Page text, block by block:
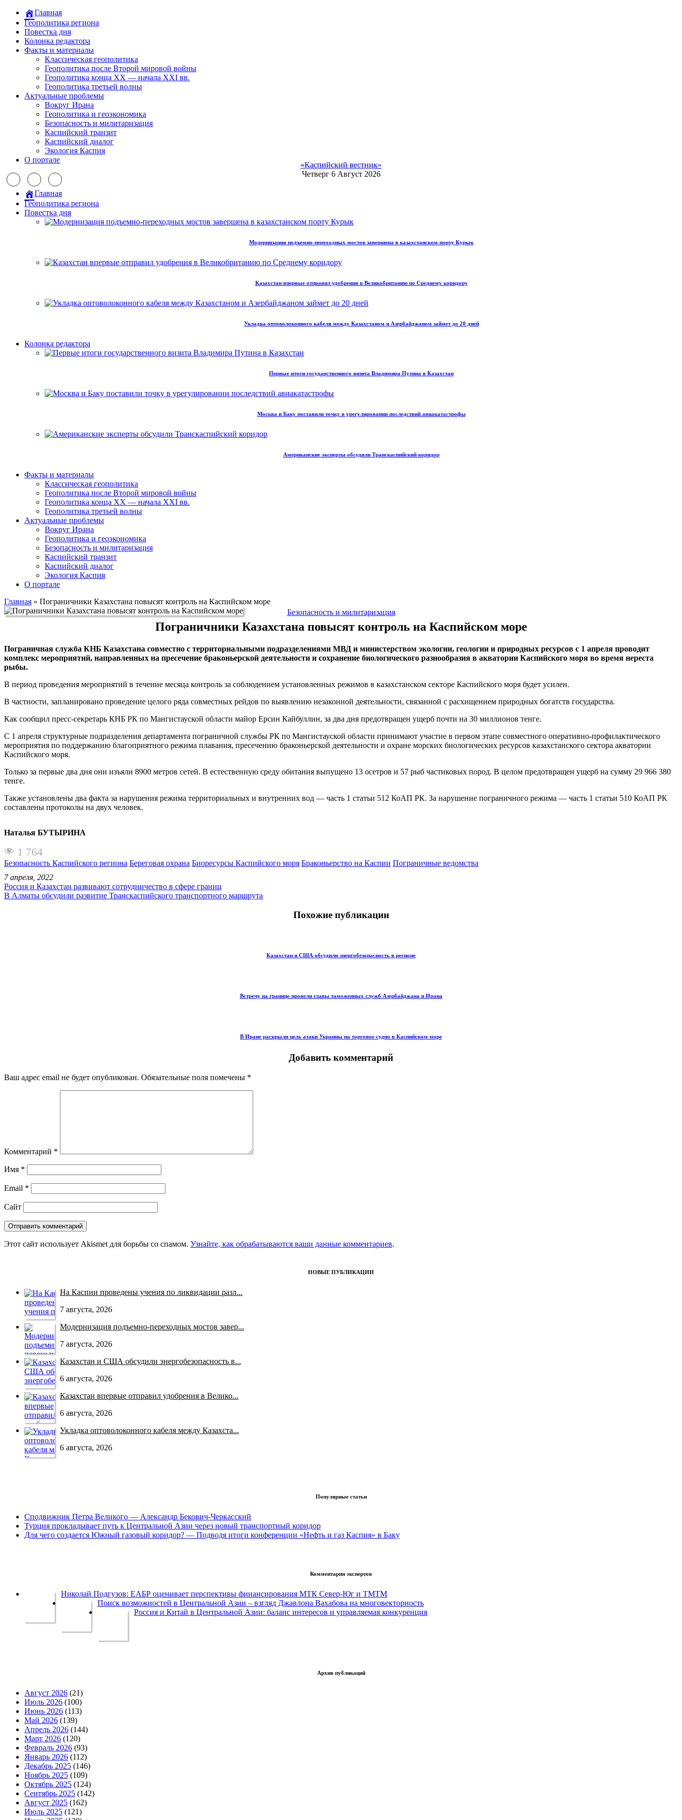
Главная
Геополитика региона
Повестка дня
Колонка редактора
Факты и материалы
Классическая геополитика
Геополитика после Второй мировой войны
Геополитика конца XX — начала XXI вв.
Геополитика третьей волны
Актуальные проблемы
Вокруг Ирана
Геополитика и геоэкономика
Безопасность и милитаризация
Каспийский транзит
Каспийский диалог
Экология Каспия
О портале
«Каспийский вестник»
Четверг 6 Август 2026
Главная
Геополитика региона
Повестка дня
Модернизация подъемно-переходных мостов завершена в казахстанском порту Курык
Казахстан впервые отправил удобрения в Великобританию по Среднему коридору
Укладка оптоволоконного кабеля между Казахстаном и Азербайджаном займет до 20 дней
Колонка редактора
Первые итоги государственного визита Владимира Путина в Казахстан
Москва и Баку поставили точку в урегулировании последствий авиакатастрофы
Американские эксперты обсудили Транскаспийский коридор
Факты и материалы
Классическая геополитика
Геополитика после Второй мировой войны
Геополитика конца XX — начала XXI вв.
Геополитика третьей волны
Актуальные проблемы
Вокруг Ирана
Геополитика и геоэкономика
Безопасность и милитаризация
Каспийский транзит
Каспийский диалог
Экология Каспия
О портале
Главная » Пограничники Казахстана повысят контроль на Каспийском море
Безопасность и милитаризация
Пограничники Казахстана повысят контроль на Каспийском море
Пограничная служба КНБ Казахстана совместно с территориальными подразделениями МВД и министерством экологии, геологии и природных ресурсов с 1 апреля проводит
комплекс мероприятий, направленных на пресечение браконьерской деятельности и сохранение биологического разнообразия в акватории Каспийского моря во время нереста
рыбы.
В период проведения мероприятий в течение месяца контроль за соблюдением установленных режимов в казахстанском секторе Каспийского моря будет усилен.
В частности, запланировано проведение целого ряда совместных рейдов по выявлению незаконной деятельности, связанной с расхищением природных богатств государства.
Как сообщил пресс-секретарь КНБ РК по Мангистауской области майор Ерсин Кайбуллин, за два дня предотвращен ущерб почти на 30 миллионов тенге.
С 1 апреля структурные подразделения департамента пограничной службы РК по Мангистауской области принимают участие в первом этапе совместного оперативно-профилактического
мероприятия по поддержанию благоприятного режима плавания, пресечению браконьерской деятельности и охране морских биологических ресурсов казахстанского сектора акватории
Каспийского моря.
Только за первые два дня они изъяли 8900 метров сетей. В естественную среду обитания выпущено 13 осетров и 57 рыб частиковых пород. В целом предотвращен ущерб на сумму 29 966 380
тенге.
Также установлены два факта за нарушения режима территориальных и внутренних вод — часть 1 статьи 512 КоАП РК. За нарушение пограничного режима — часть 1 статьи 510 КоАП РК
составлены протоколы на двух человек.
Наталья БУТЫРИНА
1 764
Безопасность Каспийского региона Береговая охрана Биоресурсы Каспийского моря Браконьерство на Каспии Пограничные ведомства
7 апреля, 2022
Россия и Казахстан развивают сотрудничество в сфере границ
В Алматы обсудили развитие Транскаспийского транспортного маршрута
Похожие публикации
Казахстан и США обсудили энергобезопасность в регионе
Встречу на границе провели главы таможенных служб Азербайджана и Ирана
В Иране раскрыли цель атаки Украины на торговое судно в Каспийском море
Добавить комментарий
Ваш адрес email не будет опубликован. Обязательные поля помечены *
Комментарий *
Имя *
Email *
Сайт
Этот сайт использует Akismet для борьбы со спамом. Узнайте, как обрабатываются ваши данные комментариев.
НОВЫЕ ПУБЛИКАЦИИ
На Каспии проведены учения по ликвидации разл...
7 августа, 2026
Модернизация подъемно-переходных мостов завер...
7 августа, 2026
Казахстан и США обсудили энергобезопасность в...
6 августа, 2026
Казахстан впервые отправил удобрения в Велико...
6 августа, 2026
Укладка оптоволоконного кабеля между Казахста...
6 августа, 2026
Популярные статьи
Сподвижник Петра Великого — Александр Бекович-Черкасский
Турция прокладывает путь к Центральной Азии через новый транспортный коридор
Для чего создается Южный газовый коридор? — Подводя итоги конференции «Нефть и газ Каспия» в Баку
Комментарии экспертов
Николай Подгузов: ЕАБР оценивает перспективы финансирования МТК Север-Юг и ТМТМ
Поиск возможностей в Центральной Азии – взгляд Джавлона Вахабова на многовекторность
Россия и Китай в Центральной Азии: баланс интересов и управляемая конкуренция
Архив публикаций
Август 2026 (21)
Июль 2026 (100)
Июнь 2026 (113)
Май 2026 (139)
Апрель 2026 (144)
Март 2026 (120)
Февраль 2026 (93)
Январь 2026 (112)
Декабрь 2025 (146)
Ноябрь 2025 (109)
Октябрь 2025 (124)
Сентябрь 2025 (142)
Август 2025 (162)
Июль 2025 (121)